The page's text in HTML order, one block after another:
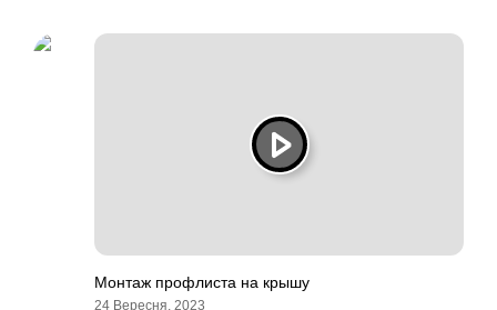
Монтаж профлиста на крышу
24 Вересня, 2023